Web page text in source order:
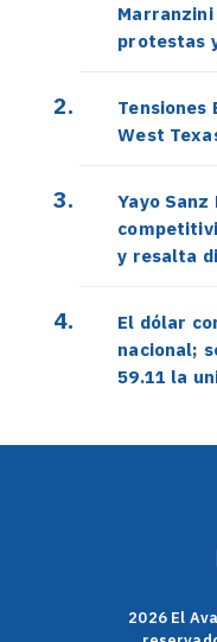
protestas
Tensiones
West
Yayo
y resalta
El dólar
nacional;
59.11 la
2026 El